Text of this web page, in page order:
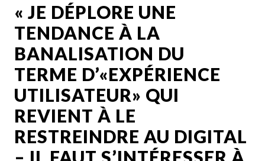
« JE DÉPLORE UNE
TENDANCE À LA
BANALISATION DU
TERME D’«EXPÉRIENCE
UTILISATEUR» QUI
REVIENT À LE
RESTREINDRE AU DIGITAL